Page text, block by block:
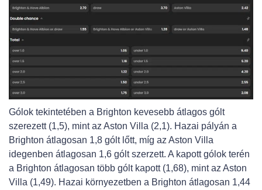
Gólok tekintetében a Brighton kevesebb átlagos gólt
szerezett (1,5), mint az Aston Villa (2,1). Hazai pályán a
Brighton átlagosan 1,8 gólt lőtt, míg az Aston Villa
idegenben átlagosan 1,6 gólt szerzett. A kapott gólok terén
a Brighton átlagosan több gólt kapott (1,68), mint az Aston
Villa (1,49). Hazai környezetben a Brighton átlagosan 1,44